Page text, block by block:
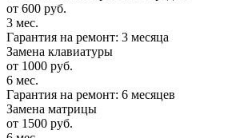
от 600 руб.
3 мес.
Гарантия на ремонт: 3 месяца
Замена клавиатуры
от 1000 руб.
6 мес.
Гарантия на ремонт: 6 месяцев
Замена матрицы
от 1500 руб.